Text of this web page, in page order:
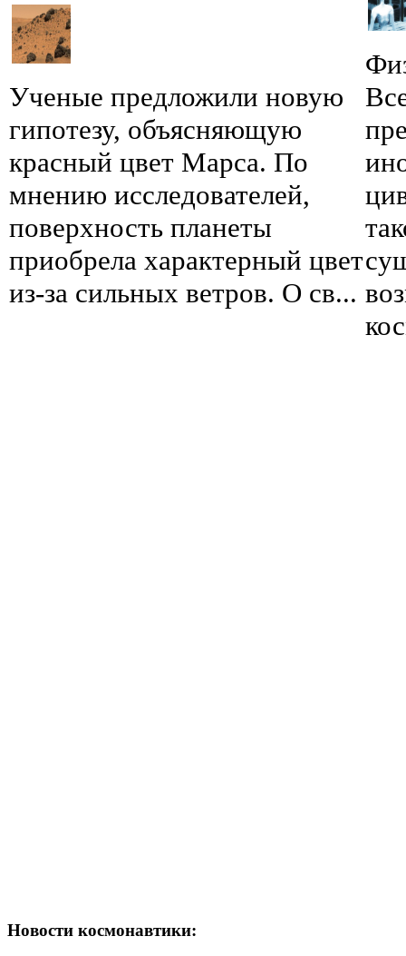
Ученые предложили новую
гипотезу, объясняющую
красный цвет Марса. По
мнению исследователей,
поверхность планеты
приобрела характерный цвет
из-за сильных ветров. О св...
Новости космонавтики: